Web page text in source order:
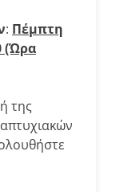
: Πέμπτη
(Ώρα
της